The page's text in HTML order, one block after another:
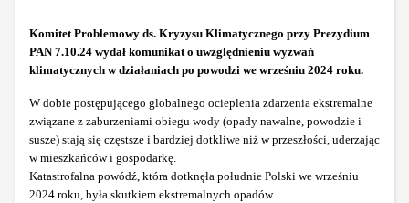
Komitet Problemowy ds. Kryzysu Klimatycznego przy Prezydium
PAN 7.10.24 wydał komunikat o uwzględnieniu wyzwań
klimatycznych w działaniach po powodzi we wrześniu 2024 roku.
W dobie postępującego globalnego ocieplenia zdarzenia ekstremalne
związane z zaburzeniami obiegu wody (opady nawalne, powodzie i
susze) stają się częstsze i bardziej dotkliwe niż w przeszłości, uderzając
w mieszkańców i gospodarkę.
Katastrofalna powódź, która dotknęła południe Polski we wrześniu
2024 roku, była skutkiem ekstremalnych opadów.